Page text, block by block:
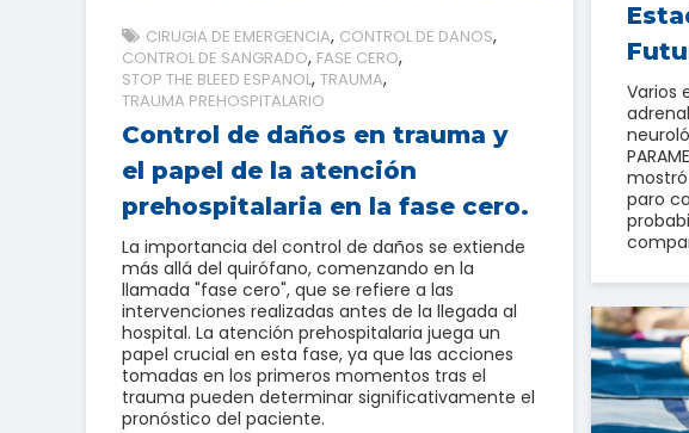
Varios
paro
CIRUGIA DE EMERGENCIA CONTROL DE DANOS
CONTROL DE SANGRADO FASE CERO
STOP THE BLEED ESPANOL TRAUMA
TRAUMA PREHOSPITALARIO
Control de daños en trauma y
el papel de la atención
prehospitalaria en la fase cero.
La importancia del control de daños se extiende
más allá del quirófano, comenzando en la
llamada "fase cero", que se refiere a las
intervenciones realizadas antes de la llegada al
hospital. La atención prehospitalaria juega un
papel crucial en esta fase, ya que las acciones
tomadas en los primeros momentos tras el
trauma pueden determinar significativamente el
pronóstico del paciente.